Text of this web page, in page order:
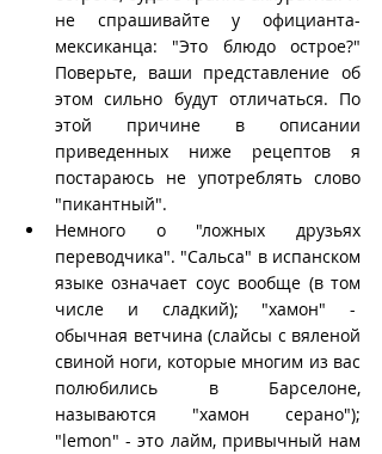
не спрашивайте у официанта-
мексиканца: "Это блюдо острое?"
Поверьте, ваши представление об
этом сильно будут отличаться. По
этой причине в описании
приведенных ниже рецептов я
постараюсь не употреблять слово
"пикантный".
Немного о "ложных друзьях
переводчика". "Сальса" в испанском
языке означает соус вообще (в том
числе и сладкий); "хамон" -
обычная ветчина (слайсы с вяленой
свиной ноги, которые многим из вас
полюбились в Барселоне,
называются "хамон серано");
"lemon" - это лайм, привычный нам